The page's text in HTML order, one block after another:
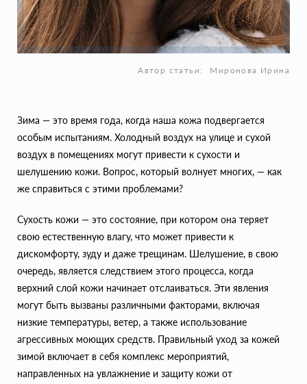
Автор статьи: Миронова Ирина
Зима — это время года, когда наша кожа подвергается
особым испытаниям. Холодный воздух на улице и сухой
воздух в помещениях могут привести к сухости и
шелушению кожи. Вопрос, который волнует многих, — как
же справиться с этими проблемами?
Сухость кожи — это состояние, при котором она теряет
свою естественную влагу, что может привести к
дискомфорту, зуду и даже трещинам. Шелушение, в свою
очередь, является следствием этого процесса, когда
верхний слой кожи начинает отслаиваться. Эти явления
могут быть вызваны различными факторами, включая
низкие температуры, ветер, а также использование
агрессивных моющих средств. Правильный уход за кожей
зимой включает в себя комплекс мероприятий,
направленных на увлажнение и защиту кожи от